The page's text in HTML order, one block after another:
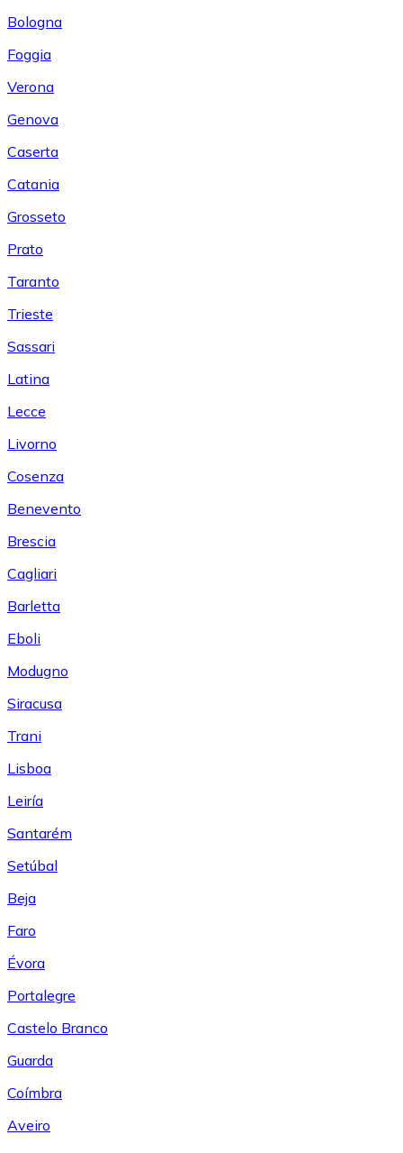
Bologna
Foggia
Verona
Genova
Caserta
Catania
Grosseto
Prato
Taranto
Trieste
Sassari
Latina
Lecce
Livorno
Cosenza
Benevento
Brescia
Cagliari
Barletta
Eboli
Modugno
Siracusa
Trani
Lisboa
Leiría
Santarém
Setúbal
Beja
Faro
Évora
Portalegre
Castelo Branco
Guarda
Coímbra
Aveiro